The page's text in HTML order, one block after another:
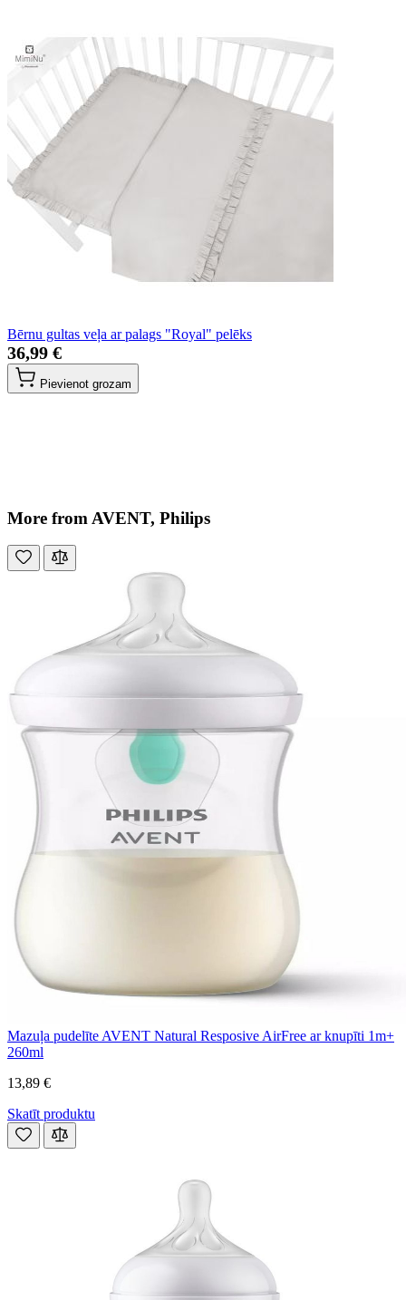
Bērnu gultas veļa ar palags "Royal" pelēks
36,99 €
Pievienot grozam
More from AVENT, Philips
Mazuļa pudelīte AVENT Natural Resposive AirFree ar knupīti 1m+
260ml
13,89 €
Skatīt produktu